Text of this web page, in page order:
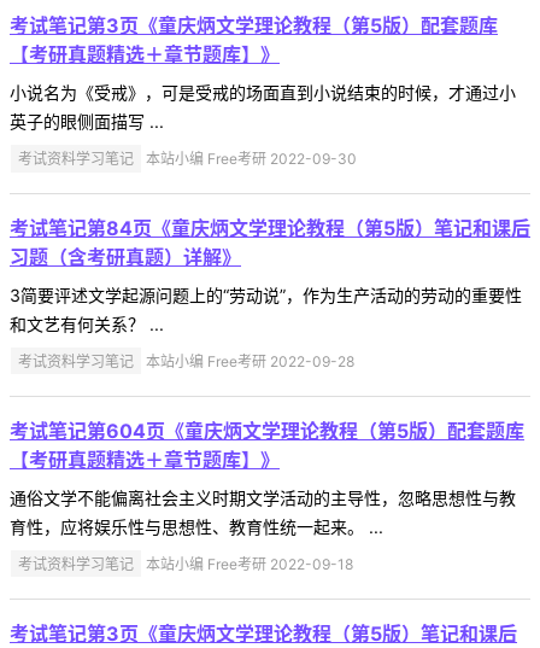
考试笔记第3页《童庆炳文学理论教程（第5版）配套题库
【考研真题精选＋章节题库】》
小说名为《受戒》，可是受戒的场面直到小说结束的时候，才通过小
英子的眼侧面描写 ...
考试资料学习笔记 本站小编 Free考研 2022-09-30
考试笔记第84页《童庆炳文学理论教程（第5版）笔记和课后
习题（含考研真题）详解》
3简要评述文学起源问题上的“劳动说”，作为生产活动的劳动的重要性
和文艺有何关系？ ...
考试资料学习笔记 本站小编 Free考研 2022-09-28
考试笔记第604页《童庆炳文学理论教程（第5版）配套题库
【考研真题精选＋章节题库】》
通俗文学不能偏离社会主义时期文学活动的主导性，忽略思想性与教
育性，应将娱乐性与思想性、教育性统一起来。 ...
考试资料学习笔记 本站小编 Free考研 2022-09-18
考试笔记第3页《童庆炳文学理论教程（第5版）笔记和课后